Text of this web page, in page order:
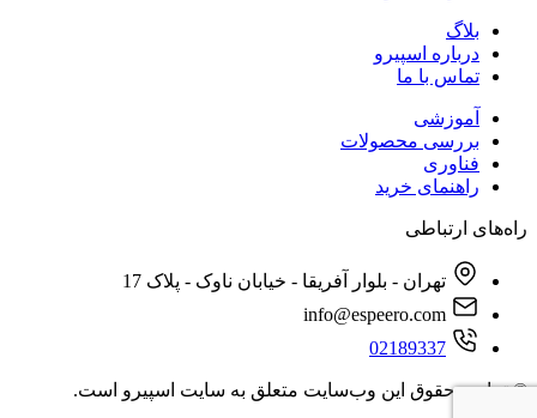
بلاگ
درباره اسپیرو
تماس با ما
آموزشی
بررسی محصولات
فناوری
راهنمای خرید
راه‌های ارتباطی
تهران - بلوار آفریقا - خیابان ناوک - پلاک 17
02189337
© تمامی حقوق این وب‌سایت متعلق به سایت اسپیرو است.